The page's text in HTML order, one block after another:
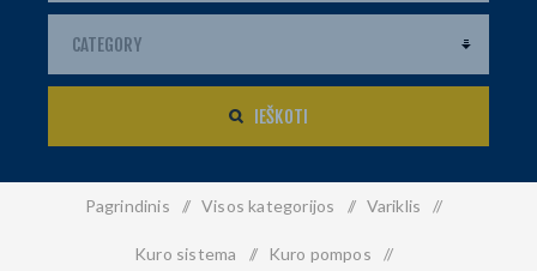
IEŠKOTI
Pagrindinis / Visos kategorijos / Variklis /
Kuro sistema / Kuro pompos /